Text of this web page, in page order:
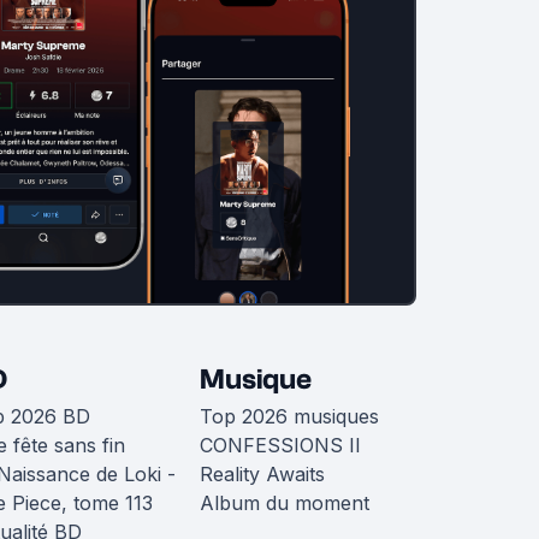
2026 BD
fête sans fin
de Loki -
Piece, tome 113
BD
Musique
Top 2026 musiques
CONFESSIONS II
Reality Awaits
Album du moment